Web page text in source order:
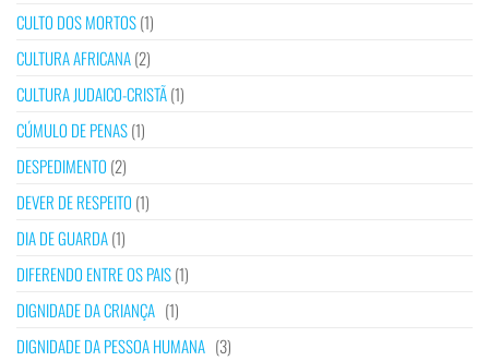
CULTO DOS MORTOS(1)
CULTURA AFRICANA(2)
CULTURA JUDAICO-CRISTÃ(1)
CÚMULO DE PENAS(1)
DESPEDIMENTO (2)
DEVER DE RESPEITO (1)
DIA DE GUARDA(1)
DIFERENDO ENTRE OS PAIS(1)
DIGNIDADE DA CRIANÇA (1)
DIGNIDADE DA PESSOA HUMANA (3)